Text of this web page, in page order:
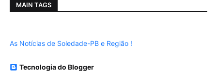
MAIN TAGS
As Notícias de Soledade-PB e Região !
Tecnologia do Blogger